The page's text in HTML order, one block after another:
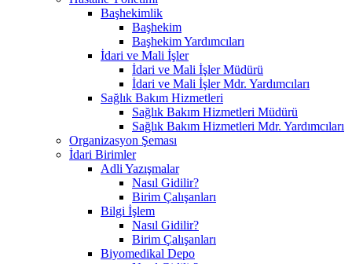
Başhekimlik
Başhekim
Başhekim Yardımcıları
İdari ve Mali İşler
İdari ve Mali İşler Müdürü
İdari ve Mali İşler Mdr. Yardımcıları
Sağlık Bakım Hizmetleri
Sağlık Bakım Hizmetleri Müdürü
Sağlık Bakım Hizmetleri Mdr. Yardımcıları
Organizasyon Şeması
İdari Birimler
Adli Yazışmalar
Nasıl Gidilir?
Birim Çalışanları
Bilgi İşlem
Nasıl Gidilir?
Birim Çalışanları
Biyomedikal Depo